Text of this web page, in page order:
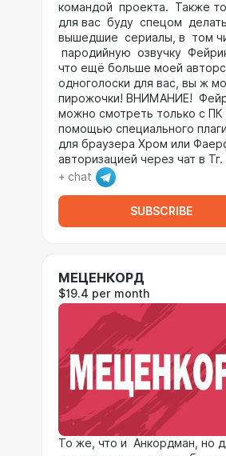
командой проекта. Также
для вас буду спецом
вышедшие сериалы, в том
пародийную озвучку
что ещё больше моей
одноголоски для вас, вы ж
пирожочки! ВНИМАНИЕ!
можно смотреть только с ПК
помощью специального
для браузера Хром или
авторизацией через чат в Тг.
+ chat
SUBSCRIBE
МЕЦЕНКОРД
$19.4 per month
То же, что и Анкордман, но